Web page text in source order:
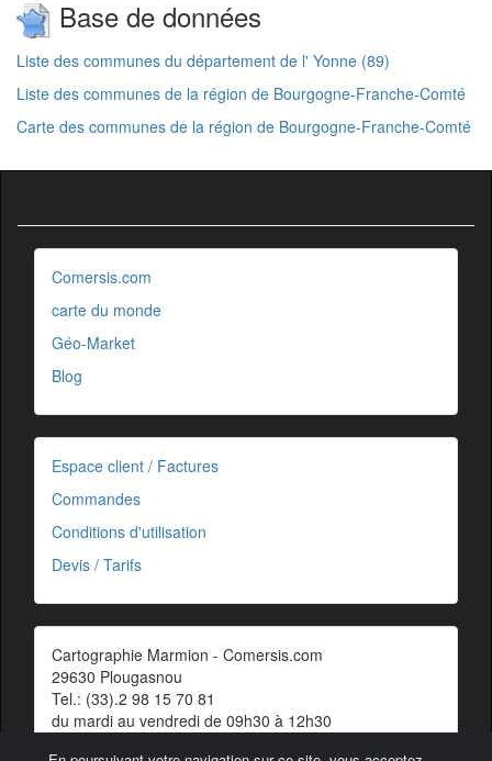
Base de données
Liste des communes du département de l' Yonne (89)
Liste des communes de la région de Bourgogne-Franche-Comté
Carte des communes de la région de Bourgogne-Franche-Comté
Comersis.com
carte du monde
Géo-Market
Blog
Espace client / Factures
Commandes
Conditions d'utilisation
Devis / Tarifs
Cartographie Marmion - Comersis.com
29630 Plougasnou
Tel.: (33).2 98 15 70 81
du mardi au vendredi de 09h30 à 12h30